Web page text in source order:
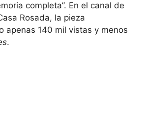
completa”. En el canal de
Rosada, la pieza
apenas 140 mil vistas y menos
.